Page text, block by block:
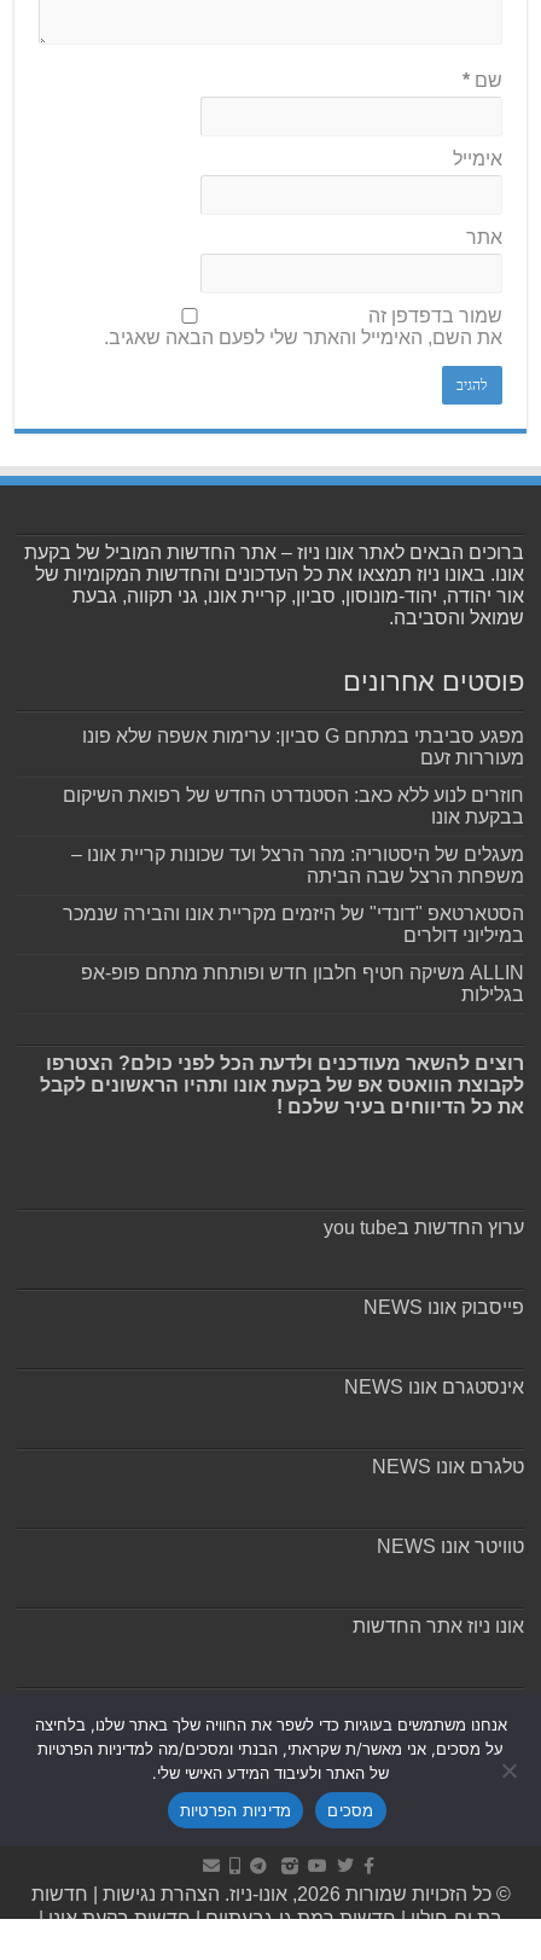
שם*
אימייל
אתר
שמור בדפדפן זה
את השם, האימייל והאתר שלי לפעם הבאה שאגיב.
ברוכים הבאים לאתר אונו ניוז – אתר החדשות המוביל של בקעת
אונו. באונו ניוז תמצאו את כל העדכונים והחדשות המקומיות של
אור יהודה, יהוד-מונוסון, סביון, קריית אונו, גני תקווה, גבעת
שמואל והסביבה.
פוסטים אחרונים
מפגע סביבתי במתחם G סביון: ערימות אשפה שלא פונו
מעוררות זעם
חוזרים לנוע ללא כאב: הסטנדרט החדש של רפואת השיקום
בבקעת אונו
מעגלים של היסטוריה: מהר הרצל ועד שכונות קריית אונו –
משפחת הרצל שבה הביתה
הסטארטאפ "דונדי" של היזמים מקריית אונו והבירה שנמכר
במיליוני דולרים
ALLIN משיקה חטיף חלבון חדש ופותחת מתחם פופ-אפ
בגלילות
רוצים להשאר מעודכנים ולדעת הכל לפני כולם? הצטרפו
לקבוצת הוואטס אפ של בקעת אונו ותהיו הראשונים לקבל
את כל הדיווחים בעיר שלכם !
ערוץ החדשות בyou tube
פייסבוק אונו NEWS
אינסטגרם אונו NEWS
טלגרם אונו NEWS
טוויטר אונו NEWS
אונו ניוז אתר החדשות
© כל הזכויות שמורות 2026, אונו-ניוז. הצהרת נגישות
חדשות
בת ים-חולון|חדשות רמת גן-גבעתיים|חדשות בקעת אונו|
אנחנו משתמשים בעוגיות כדי לשפר את החוויה שלך באתר שלנו, בלחיצה
על מסכים, אני מאשר/ת שקראתי, הבנתי ומסכים/מה למדיניות הפרטיות
של האתר ולעיבוד המידע האישי שלי.
מסכים
מדיניות הפרטיות